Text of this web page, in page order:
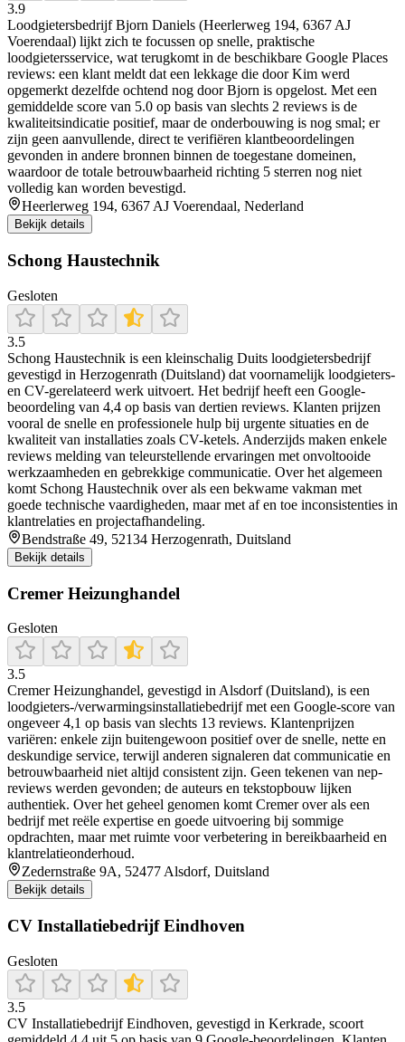
3.9
Loodgietersbedrijf Bjorn Daniels (Heerlerweg 194, 6367 AJ
Voerendaal) lijkt zich te focussen op snelle, praktische
loodgietersservice, wat terugkomt in de beschikbare Google Places
reviews: een klant meldt dat een lekkage die door Kim werd
opgemerkt dezelfde ochtend nog door Bjorn is opgelost. Met een
gemiddelde score van 5.0 op basis van slechts 2 reviews is de
kwaliteitsindicatie positief, maar de onderbouwing is nog smal; er
zijn geen aanvullende, direct te verifiëren klantbeoordelingen
gevonden in andere bronnen binnen de toegestane domeinen,
waardoor de totale betrouwbaarheid richting 5 sterren nog niet
volledig kan worden bevestigd.
Heerlerweg 194, 6367 AJ Voerendaal, Nederland
Bekijk details
Schong Haustechnik
Gesloten
3.5
Schong Haustechnik is een kleinschalig Duits loodgietersbedrijf
gevestigd in Herzogenrath (Duitsland) dat voornamelijk loodgieters-
en CV-gerelateerd werk uitvoert. Het bedrijf heeft een Google-
beoordeling van 4,4 op basis van dertien reviews. Klanten prijzen
vooral de snelle en professionele hulp bij urgente situaties en de
kwaliteit van installaties zoals CV-ketels. Anderzijds maken enkele
reviews melding van teleurstellende ervaringen met onvoltooide
werkzaamheden en gebrekkige communicatie. Over het algemeen
komt Schong Haustechnik over als een bekwame vakman met
goede technische vaardigheden, maar met af en toe inconsistenties in
klantrelaties en projectafhandeling.
Bendstraße 49, 52134 Herzogenrath, Duitsland
Bekijk details
Cremer Heizunghandel
Gesloten
3.5
Cremer Heizunghandel, gevestigd in Alsdorf (Duitsland), is een
loodgieters-/verwarmingsinstallatiebedrijf met een Google-score van
ongeveer 4,1 op basis van slechts 13 reviews. Klantenprijzen
variëren: enkele zijn buitengewoon positief over de snelle, nette en
deskundige service, terwijl anderen signaleren dat communicatie en
betrouwbaarheid niet altijd consistent zijn. Geen tekenen van nep­
reviews werden gevonden; de auteurs en tekstopbouw lijken
authentiek. Over het geheel genomen komt Cremer over als een
bedrijf met reële expertise en goede uitvoering bij sommige
opdrachten, maar met ruimte voor verbetering in bereikbaarheid en
klantrelatieonderhoud.
Zedernstraße 9A, 52477 Alsdorf, Duitsland
Bekijk details
CV Installatiebedrijf Eindhoven
Gesloten
3.5
CV Installatiebedrijf Eindhoven, gevestigd in Kerkrade, scoort